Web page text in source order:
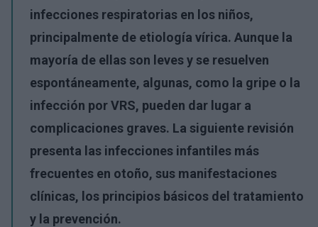
infecciones respiratorias en los niños,
principalmente de etiología vírica. Aunque la
mayoría de ellas son leves y se resuelven
espontáneamente, algunas, como la gripe o la
infección por VRS, pueden dar lugar a
complicaciones graves. La siguiente revisión
presenta las infecciones infantiles más
frecuentes en otoño, sus manifestaciones
clínicas, los principios básicos del tratamiento
y la prevención.